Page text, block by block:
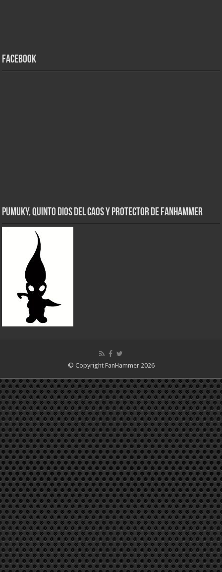
Facebook
Pumuky, Quinto Dios del Caos y Protector de FanHammer
© Copyright FanHammer 2026